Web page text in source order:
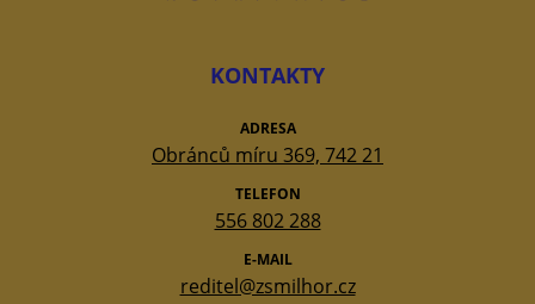
KONTAKTY
ADRESA
Obránců míru 369, 742 21
TELEFON
556 802 288
E-MAIL
reditel@zsmilhor.cz